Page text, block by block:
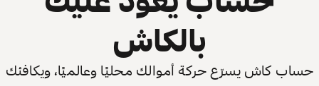
بالكاش
حساب كاش يسرّع حركة أموالك محليًا وعالميًا، ويكافئك